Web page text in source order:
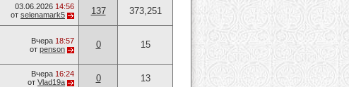
03.06.2026 14:56
от selenamark5 137 373,251
Вчера 18:57
от penson 0 15
Вчера 16:24
от Vlad19a 0 13